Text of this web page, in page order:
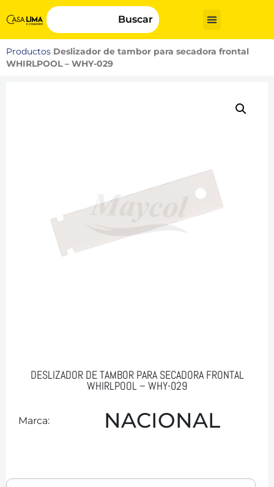
Buscar
Productos Deslizador de tambor para secadora frontal
WHIRLPOOL – WHY-029
DESLIZADOR DE TAMBOR PARA SECADORA FRONTAL
WHIRLPOOL – WHY-029
Marca: NACIONAL